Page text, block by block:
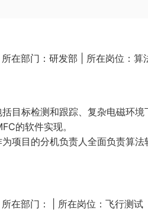
在部门：研发部 | 所在岗位：算
目标检测和跟踪、复杂电磁环
的软件实现。
项目的分机负责人全面负责算
在部门： | 所在岗位：飞行测试